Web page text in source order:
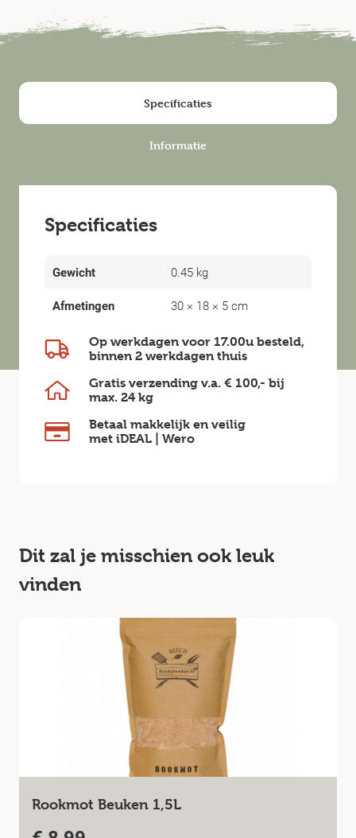
Specificaties
Informatie
Specificaties
Gewicht 0.45 kg
Afmetingen 30 × 18 × 5 cm
Op werkdagen voor 17.00u besteld,
binnen 2 werkdagen thuis
Gratis verzending v.a. € 100,- bij
max. 24 kg
Betaal makkelijk en veilig
met iDEAL | Wero
Dit zal je misschien ook leuk
vinden
Rookmot Beuken 1,5L